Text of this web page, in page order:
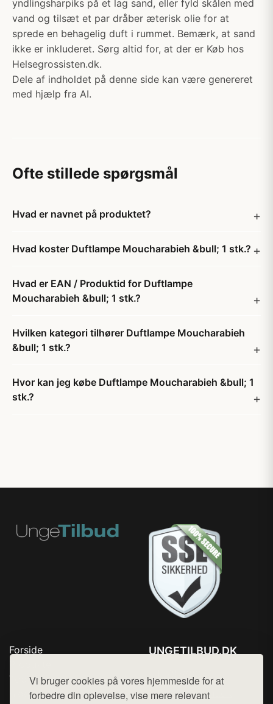
Vi bruger cookies på vores hjemmeside for at
forbedre din oplevelse, vise mere relevant
yndlingsharpiks på et lag sand, eller fyld skålen med
vand og tilsæt et par dråber æterisk olie for at
sprede en behagelig duft i rummet. Bemærk, at sand
ikke er inkluderet. Sørg altid for, at der er Køb hos
Helsegrossisten.dk.
Dele af indholdet på denne side kan være genereret
med hjælp fra AI.
Ofte stillede spørgsmål
Hvad er navnet på produktet?
Hvad koster Duftlampe Moucharabieh &bull; 1 stk.?
Hvad er EAN / Produktid for Duftlampe
Moucharabieh &bull; 1 stk.?
Hvilken kategori tilhører Duftlampe Moucharabieh
&bull; 1 stk.?
Hvor kan jeg købe Duftlampe Moucharabieh &bull; 1
stk.?
Forside
Top Rabatter
Blog
UNGETILBUD.DK
Mail: hej@want.dk